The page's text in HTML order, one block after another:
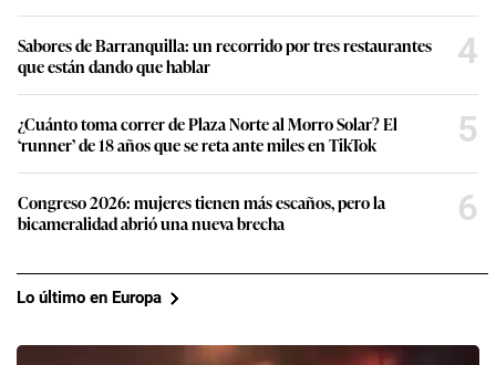
Sabores de Barranquilla: un recorrido por tres restaurantes
que están dando que hablar
4
¿Cuánto toma correr de Plaza Norte al Morro Solar? El
‘runner’ de 18 años que se reta ante miles en TikTok
5
Congreso 2026: mujeres tienen más escaños, pero la
bicameralidad abrió una nueva brecha
6
Lo último en Europa